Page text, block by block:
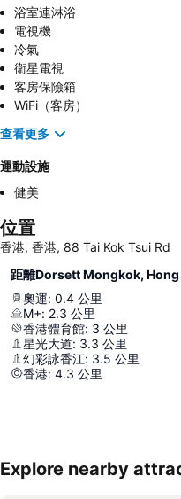
浴室連淋浴
電視機
冷氣
衛星電視
客房保險箱
WiFi（客房）
查看更多
運動設施
健美
位置
香港, 香港, 88 Tai Kok Tsui Rd
距離Dorsett Mongkok, Hong
奧運: 0.4 公里
M+: 2.3 公里
香港體育館: 3 公里
星光大道: 3.3 公里
幻彩詠香江: 3.5 公里
香港: 4.3 公里
Explore nearby